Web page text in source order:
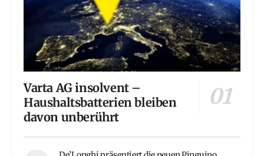
Varta AG insolvent –
Haushaltsbatterien bleiben
davon unberührt